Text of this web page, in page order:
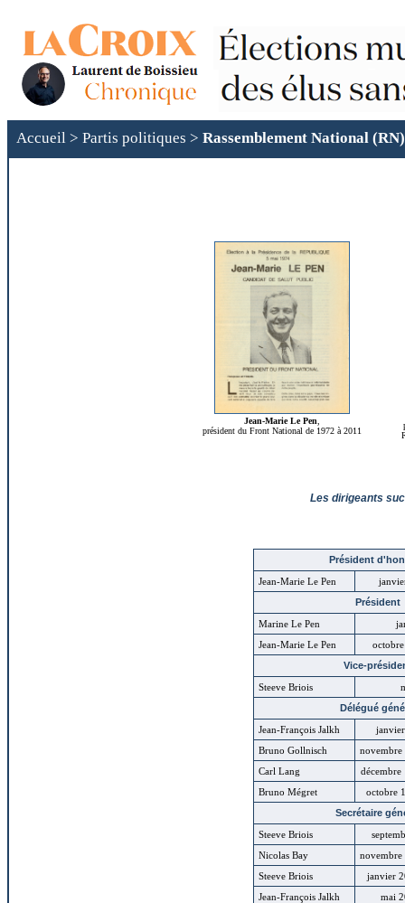
Accueil > Partis politiques > Rassemblement National (RN)
Jean-Marie Le Pen
président du Front National de 1972 à 2011
Les dirigeants
Président
Jean-Marie Le Pen
Président
Marine Le Pen
Jean-Marie Le Pen
Vice-
Steeve Briois
Délégué
Jean-François Jalkh
Bruno Gollnisch
Carl Lang
Bruno Mégret
octobre
Secrétaire
Steeve Briois
Nicolas Bay
novembre
Steeve Briois
janvier
Jean-François Jalkh
mai